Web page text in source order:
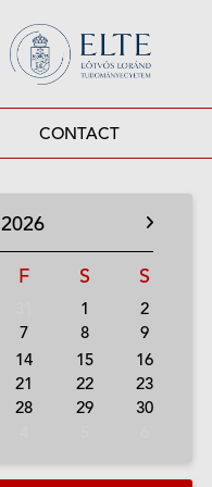
CONTACT
2026
F S S
1
2
7 8
9
14 15
16
21 22
23
28 29
30